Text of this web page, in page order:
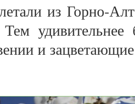
из Горно-
Тем
и